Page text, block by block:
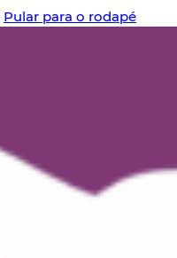
Pular para o rodapé